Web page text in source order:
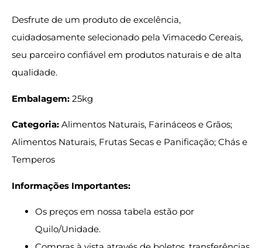
Desfrute de um produto de excelência,
cuidadosamente selecionado pela Vimacedo Cereais,
seu parceiro confiável em produtos naturais e de alta
qualidade.
Embalagem: 25kg
Categoria: Alimentos Naturais, Farináceos e Grãos;
Alimentos Naturais, Frutas Secas e Panificação; Chás e
Temperos
Informações Importantes:
Os preços em nossa tabela estão por
Quilo/Unidade.